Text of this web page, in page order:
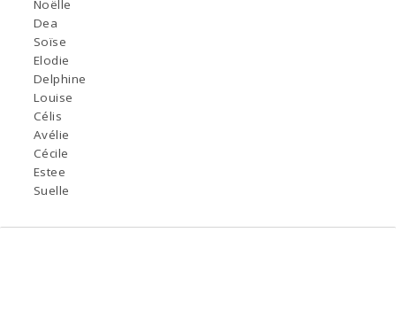
Noëlle
Dea
Soïse
Elodie
Delphine
Louise
Célis
Avélie
Cécile
Estee
Suelle